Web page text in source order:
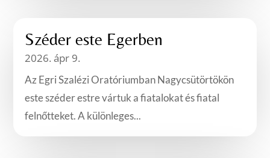
Széder este Egerben
2026. ápr 9.
Az Egri Szalézi Oratóriumban Nagycsütörtökön
este széder estre vártuk a fiatalokat és fiatal
felnőtteket. A különleges...